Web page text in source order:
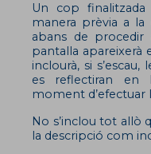
Un cop
manera prèvia a
abans de
pantalla apareixerà
inclourà, si s’escau,
es reflectiran en
moment d’efectuar
No s’inclou tot allò
la descripció com